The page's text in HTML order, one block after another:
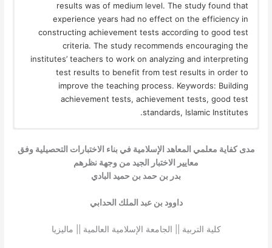
results was of medium level. The study found that
experience years had no effect on the efficiency in
constructing achievement tests according to good test
criteria. The study recommends encouraging the
institutes’ teachers to work on analyzing and interpreting
test results to benefit from test results in order to
improve the teaching process. Keywords: Building
achievement tests, achievement tests, good test
standards, Islamic Institutes.
مدى كفاية معلمي المعاهد الإسلامية في بناء الاختبارات التحصيلية وفق
معايير الاختبار الجيد من وجهة نظرهم
بدر بن حمد بن حميد البادي
داوود بن عبد الملك الحدابي
كلية التربية || الجامعة الإسلامية العالمية || ماليزيا